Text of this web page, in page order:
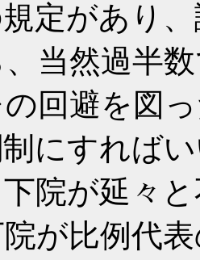
定があり
当然過半
回避を図
にすれば
院が延々
が比例代